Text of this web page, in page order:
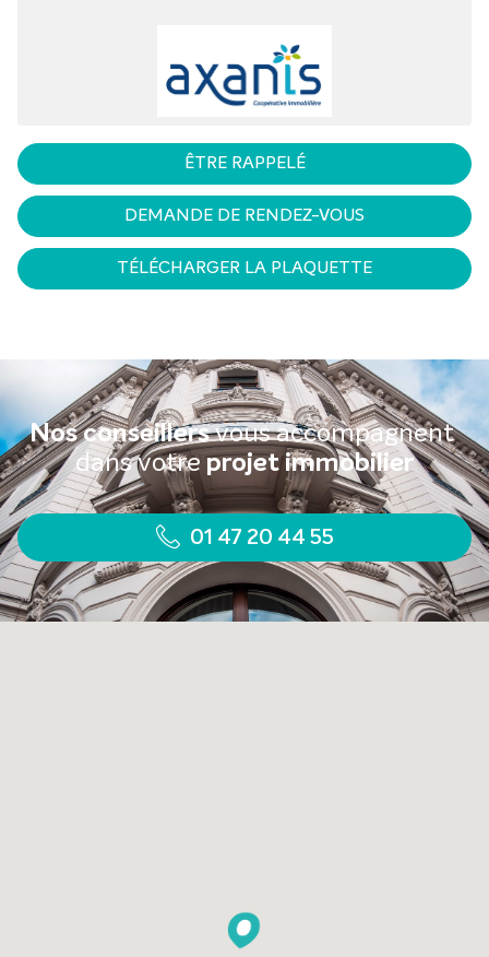
ÊTRE RAPPELÉ
DEMANDE DE RENDEZ-VOUS
TÉLÉCHARGER LA PLAQUETTE
Nos conseillersvous accompagnent
dans votreprojet immobilier
01 47 20 44 55